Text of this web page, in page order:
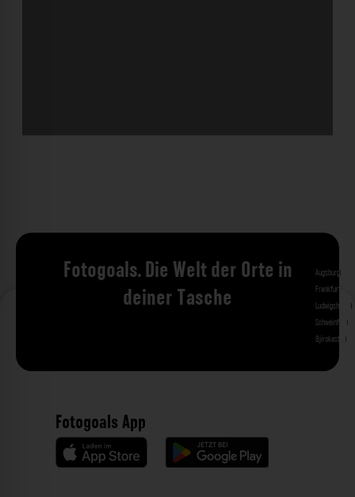
Fotogoals. Die Welt der Orte in
deiner Tasche
Augsburg
Frankfurt am
Ludwigshafen
Schweinfurt
Gjirokastra
Fotogoals App